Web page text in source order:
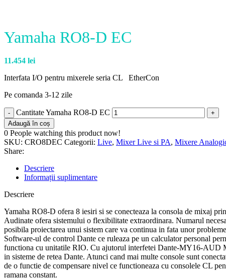
Yamaha RO8-D EC
11.454 lei
Interfata I/O pentru mixerele seria CL EtherCon
Pe comanda 3-12 zile
Cantitate Yamaha RO8-D EC
Adaugă în coș
0 People watching this product now!
SKU: CRO8DEC Categorii: Live, Mixer Live si PA, Mixere
Share:
Descriere
Informații suplimentare
Descriere
Yamaha RO8-D ofera 8 iesiri si se conecteaza la consola de mixaj
Audinate ofera sistemului o flexibilitate extraordinara. Numarul
posibila proiectarea unui sistem care va continua in fata unor
Software-ul de control Dante ce ruleaza pe un calculator personal
functiona cu unitatile RIO. Cu ajutorul interfetei Dante-MY16-AUD
in sisteme de retea Dante. Atunci cand mai multe console sunt
de o functie de compensare nivel ce functioneaza cu consolele CL
ramana constant.